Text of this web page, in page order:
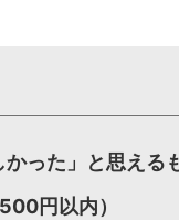
った」と思える
円以内）